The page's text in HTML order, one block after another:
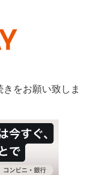
きをお願い致しま